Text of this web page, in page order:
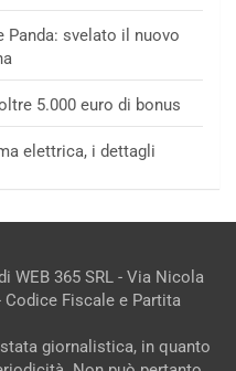
Panda: svelato il nuovo
5.000 euro di bonus
elettrica, i dettagli
WEB 365 SRL - Via Nicola
Codice Fiscale e Partita
giornalistica, in quanto